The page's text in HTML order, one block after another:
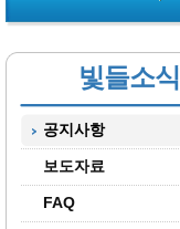
빛들소식
공지사항
보도자료
FAQ